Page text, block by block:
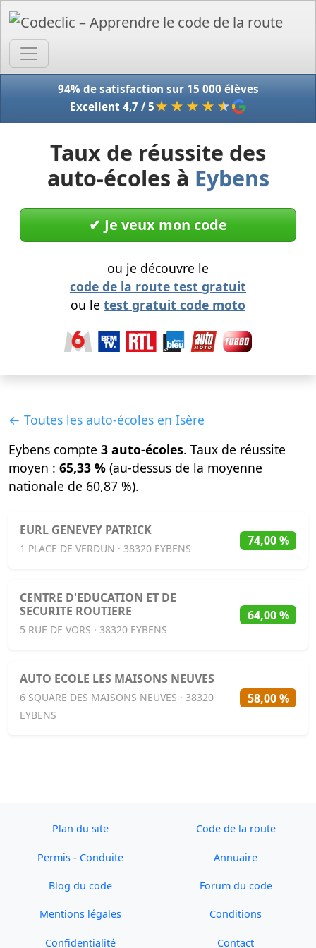
94% de satisfaction sur 15 000 élèves
Excellent 4,7 / 5★★★★ ★
Taux de réussite des
auto-écoles à Eybens
✔︎ Je veux mon code
ou je découvre le
code de la route test gratuit
ou le test gratuit code moto
← Toutes les auto-écoles en Isère
Eybens compte 3 auto-écoles. Taux de réussite
moyen : 65,33 % (au-dessus de la moyenne
nationale de 60,87 %).
EURL GENEVEY PATRICK
1 PLACE DE VERDUN · 38320 EYBENS
74,00 %
CENTRE D'EDUCATION ET DE
SECURITE ROUTIERE
5 RUE DE VORS · 38320 EYBENS
64,00 %
AUTO ECOLE LES MAISONS NEUVES
6 SQUARE DES MAISONS NEUVES · 38320
EYBENS
58,00 %
Plan du site Code de la route
Permis - Conduite Annuaire
Blog du code Forum du code
Mentions légales Conditions
Confidentialité Contact